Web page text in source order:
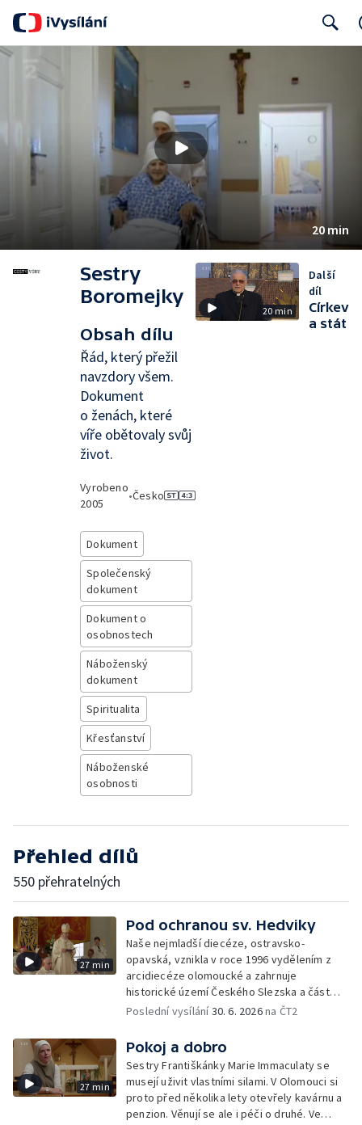
20 min
Sestry
Boromejky
Obsah dílu
Řád, který přežil
navzdory všem.
Dokument
o ženách, které
víře obětovaly svůj
život.
Vyrobeno
2005
•Česko
Dokument
Společenský
dokument
Dokument o
osobnostech
Náboženský
dokument
Spiritualita
Křesťanství
Náboženské
osobnosti
20 min
Další
díl
Církev
a stát
Přehled dílů
550 přehratelných
27 min
Pod ochranou sv. Hedviky
Naše nejmladší diecéze, ostravsko-
opavská, vznikla v roce 1996 vydělením z
arcidiecéze olomoucké a zahrnuje
historické území Českého Slezska a část
severní Moravy.
Poslední vysílání30. 6. 2026na ČT2
27 min
Pokoj a dobro
Sestry Františkánky Marie Immaculaty se
musejí uživit vlastními silami. V Olomouci si
proto před několika lety otevřely kavárnu a
penzion. Věnují se ale i péči o druhé. Ve